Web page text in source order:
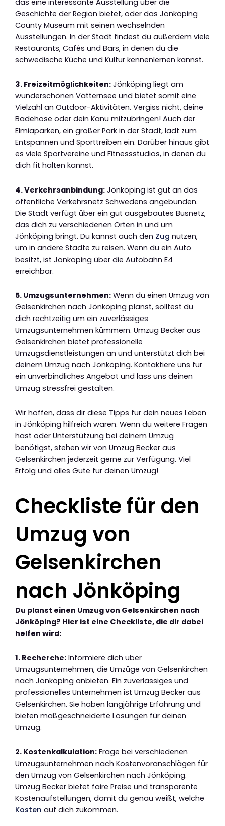
Geschichte der Region bietet, oder das Jönköping
County Museum mit seinen wechselnden
Ausstellungen. In der Stadt findest du außerdem viele
Restaurants, Cafés und Bars, in denen du die
schwedische Küche und Kultur kennenlernen kannst.
3. Freizeitmöglichkeiten: Jönköping liegt am
wunderschönen Vätternsee und bietet somit eine
Vielzahl an Outdoor-Aktivitäten. Vergiss nicht, deine
Badehose oder dein Kanu mitzubringen! Auch der
Elmiaparken, ein großer Park in der Stadt, lädt zum
Entspannen und Sporttreiben ein. Darüber hinaus gibt
es viele Sportvereine und Fitnessstudios, in denen du
dich fit halten kannst.
4. Verkehrsanbindung: Jönköping ist gut an das
öffentliche Verkehrsnetz Schwedens angebunden.
Die Stadt verfügt über ein gut ausgebautes Busnetz,
das dich zu verschiedenen Orten in und um
Jönköping bringt. Du kannst auch den Zug nutzen,
um in andere Städte zu reisen. Wenn du ein Auto
besitzt, ist Jönköping über die Autobahn E4
erreichbar.
5. Umzugsunternehmen: Wenn du einen Umzug von
Gelsenkirchen nach Jönköping planst, solltest du
dich rechtzeitig um ein zuverlässiges
Umzugsunternehmen kümmern. Umzug Becker aus
Gelsenkirchen bietet professionelle
Umzugsdienstleistungen an und unterstützt dich bei
deinem Umzug nach Jönköping. Kontaktiere uns für
ein unverbindliches Angebot und lass uns deinen
Umzug stressfrei gestalten.
Wir hoffen, dass dir diese Tipps für dein neues Leben
in Jönköping hilfreich waren. Wenn du weitere Fragen
hast oder Unterstützung bei deinem Umzug
benötigst, stehen wir von Umzug Becker aus
Gelsenkirchen jederzeit gerne zur Verfügung. Viel
Erfolg und alles Gute für deinen Umzug!
Checkliste für den
Umzug von
Gelsenkirchen
nach Jönköping
Du planst einen Umzug von Gelsenkirchen nach
Jönköping? Hier ist eine Checkliste, die dir dabei
helfen wird:
1. Recherche: Informiere dich über
Umzugsunternehmen, die Umzüge von Gelsenkirchen
nach Jönköping anbieten. Ein zuverlässiges und
professionelles Unternehmen ist Umzug Becker aus
Gelsenkirchen. Sie haben langjährige Erfahrung und
bieten maßgeschneiderte Lösungen für deinen
Umzug.
2. Kostenkalkulation: Frage bei verschiedenen
Umzugsunternehmen nach Kostenvoranschlägen für
den Umzug von Gelsenkirchen nach Jönköping.
Umzug Becker bietet faire Preise und transparente
Kostenaufstellungen, damit du genau weißt, welche
Kosten auf dich zukommen.